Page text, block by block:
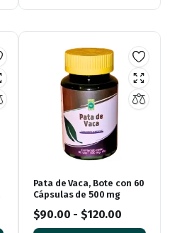
Pata de Vaca, Bote con 60
Cápsulas de 500 mg
$90.00 -$120.00